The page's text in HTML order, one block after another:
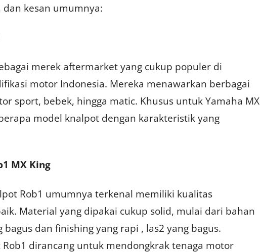
kesan umumnya:
merek aftermarket yang cukup populer di
motor Indonesia. Mereka menawarkan berbagai
sport, bebek, hingga matic. Khusus untuk Yamaha MX
model knalpot dengan karakteristik yang
MX King
Rob1 umumnya terkenal memiliki kualitas
Material yang dipakai cukup solid, mulai dari bahan
bagus dan finishing yang rapi , las2 yang bagus.
Rob1 dirancang untuk mendongkrak tenaga motor